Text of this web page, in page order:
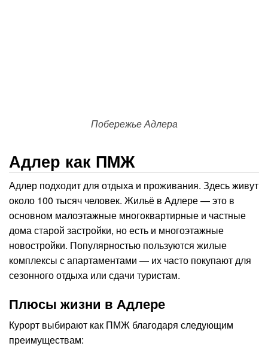
Побережье Адлера
Адлер как ПМЖ
Адлер подходит для отдыха и проживания. Здесь живут
около 100 тысяч человек. Жильё в Адлере — это в
основном малоэтажные многоквартирные и частные
дома старой застройки, но есть и многоэтажные
новостройки. Популярностью пользуются жилые
комплексы с апартаментами — их часто покупают для
сезонного отдыха или сдачи туристам.
Плюсы жизни в Адлере
Курорт выбирают как ПМЖ благодаря следующим
преимуществам: